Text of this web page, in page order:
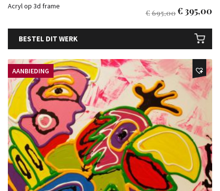
Acryl op 3d frame
€695,00€ 395,00
BESTEL DIT WERK
AANBIEDING